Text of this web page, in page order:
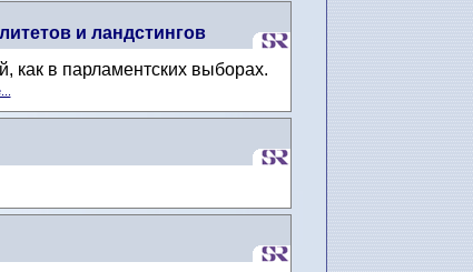
и ландстингов
как в парламентских выборах.